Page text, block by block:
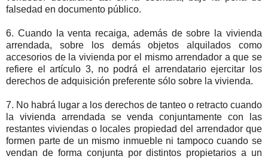
falsedad en documento público.
6. Cuando la venta recaiga, además de sobre la vivienda
arrendada, sobre los demás objetos alquilados como
accesorios de la vivienda por el mismo arrendador a que se
refiere el artículo 3, no podrá el arrendatario ejercitar los
derechos de adquisición preferente sólo sobre la vivienda.
7. No habrá lugar a los derechos de tanteo o retracto cuando
la vivienda arrendada se venda conjuntamente con las
restantes viviendas o locales propiedad del arrendador que
formen parte de un mismo inmueble ni tampoco cuando se
vendan de forma conjunta por distintos propietarios a un